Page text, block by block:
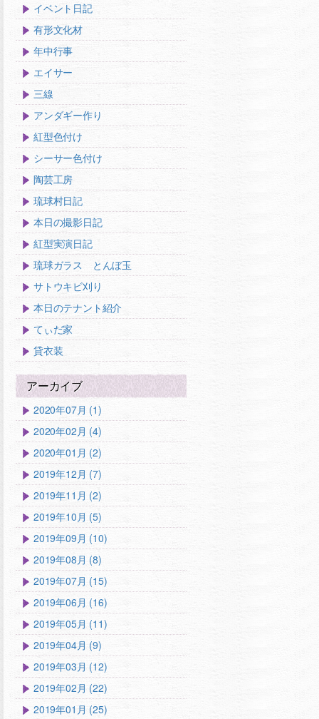
イベント日記
有形文化材
年中行事
エイサー
三線
アンダギー作り
紅型色付け
シーサー色付け
陶芸工房
琉球村日記
本日の撮影日記
紅型実演日記
琉球ガラス とんぼ玉
サトウキビ刈り
本日のテナント紹介
てぃだ家
貸衣装
アーカイブ
2020年07月 (1)
2020年02月 (4)
2020年01月 (2)
2019年12月 (7)
2019年11月 (2)
2019年10月 (5)
2019年09月 (10)
2019年08月 (8)
2019年07月 (15)
2019年06月 (16)
2019年05月 (11)
2019年04月 (9)
2019年03月 (12)
2019年02月 (22)
2019年01月 (25)